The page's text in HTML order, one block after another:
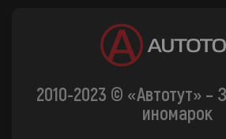
2010-2023 © «Автотут» –
иномарок